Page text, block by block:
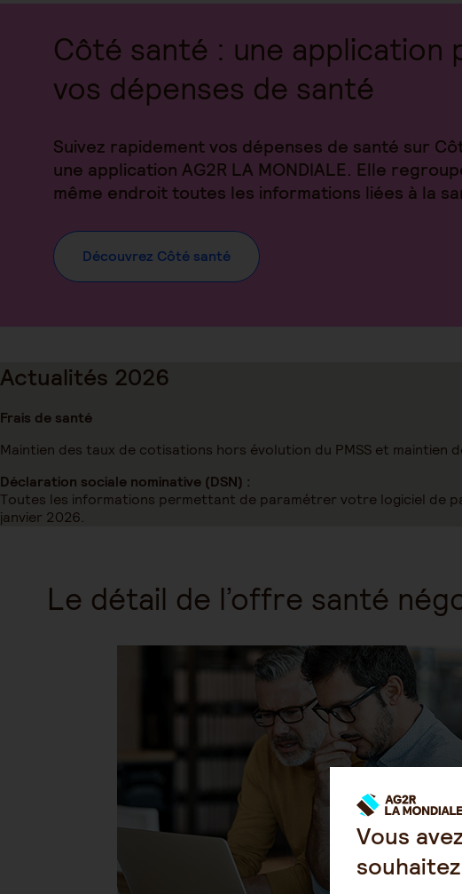
Côté santé : une application
vos dépenses de santé
Suivez rapidement vos dépenses de santé sur
une application AG2R LA MONDIALE. Elle
même endroit toutes les informations liées à la
Découvrez Côté santé
Actualités 2026
Frais de santé
Maintien des taux de cotisations hors évolution du PMSS et maintien
Déclaration sociale nominative (DSN) :
Toutes les informations permettant de paramétrer votre logiciel de
janvier 2026.
Le détail de l’offre santé
Vous